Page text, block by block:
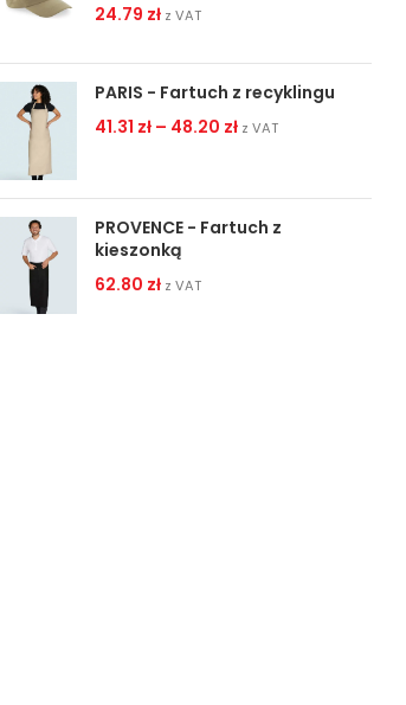
24.79 zł z VAT
PARIS - Fartuch z recyklingu
41.31 zł – 48.20 zł z VAT
PROVENCE - Fartuch z
kieszonką
62.80 zł z VAT